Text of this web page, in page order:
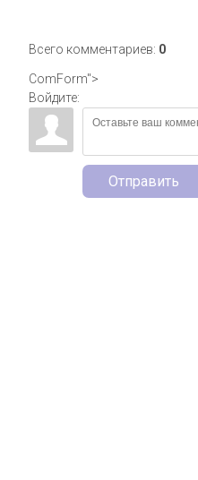
Всего комментариев: 0
ComForm">
Войдите:
Отправить